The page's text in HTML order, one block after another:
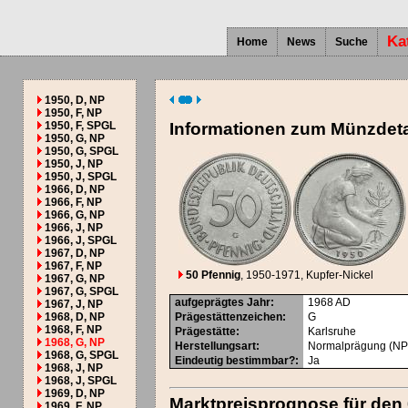
Home News Suche
1950, D, NP
1950, F, NP
1950, F, SPGL
1950, G, NP
1950, G, SPGL
1950, J, NP
1950, J, SPGL
1966, D, NP
1966, F, NP
1966, G, NP
1966, J, NP
1966, J, SPGL
1967, D, NP
1967, F, NP
1967, G, NP
1967, G, SPGL
1967, J, NP
1968, D, NP
1968, F, NP
1968, G, NP
1968, G, SPGL
1968, J, NP
1968, J, SPGL
1969, D, NP
Informationen zum
50 Pfennig, 1950-1971, Kupfer-Nickel
aufgeprägtes Jahr: 1968AD
Prägestättenzeichen:
G
Prägestätte:
Karlsruhe
Herstellungsart:
Normalprägung
Eindeutig bestimmbar?: Ja